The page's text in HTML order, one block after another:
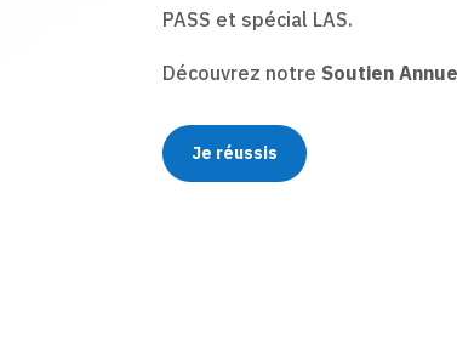
PASS et spécial LAS.
Découvrez notre Soutien
Je réussis